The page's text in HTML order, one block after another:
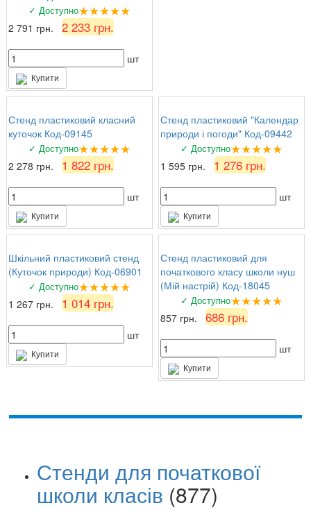
✓ Доступно★★★★★
2 791 грн. 2 233 грн.
шт
Купити
Стенд пластиковий класний
куточок Код-09145
✓ Доступно★★★★★
2 278 грн. 1 822 грн.
шт
Купити
Стенд пластиковий "Календар
природи і погоди" Код-09442
✓ Доступно★★★★★
1 595 грн. 1 276 грн.
шт
Купити
Шкільний пластиковий стенд
(Куточок природи) Код-06901
✓ Доступно★★★★★
1 267 грн. 1 014 грн.
шт
Купити
Стенд пластиковий для
початкового класу школи нуш
(Мій настрій) Код-18045
✓ Доступно★★★★★
857 грн. 686 грн.
шт
Купити
Стенди для початкової
школи класів (877)